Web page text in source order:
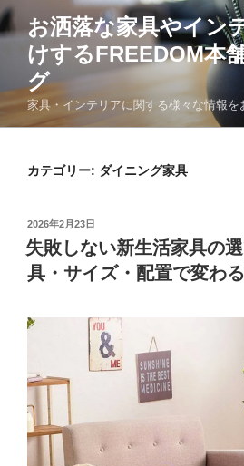
コ
ン
ツ
お洒落な家具やイン
けするFREEDOM本
グ
家具・インテリアに関する様々な情報を
カテゴリー: ダイニング家具
投
稿
日:
2026年2月23日
失敗しない新生活家具の
具・サイズ・配置で変わ